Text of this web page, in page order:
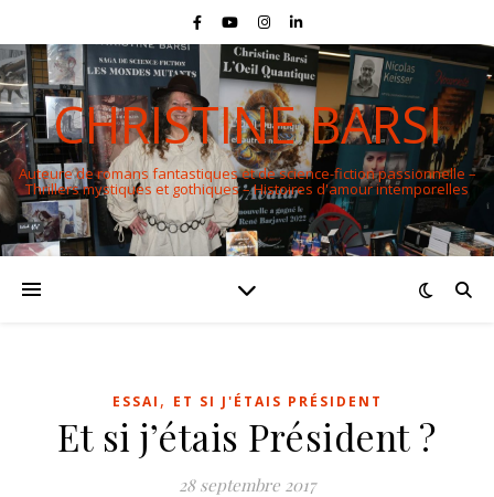
CHRISTINE BARSI
Auteure de romans fantastiques et de science-fiction passionnelle –
Thrillers mystiques et gothiques – Histoires d'amour intemporelles
ESSAI , ET SI J'ÉTAIS PRÉSIDENT
Et si j’étais Président ?
28 septembre 2017